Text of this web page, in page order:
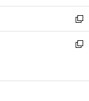
開
く
ウ
で
開
く
ン
ド
ウ
で
ウ
ィ
ン
ド
開
新
し
い
ン
新
ウ